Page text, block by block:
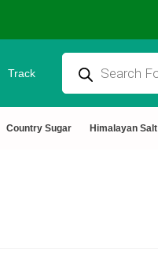
Track
Country Sugar Himalayan Salt